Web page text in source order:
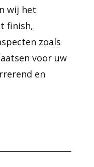
wij het
finish,
zoals
voor uw
en